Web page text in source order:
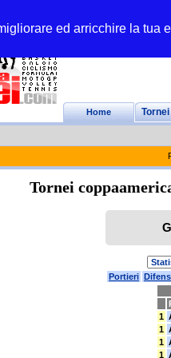
ed arricchire la tua
Home
Tornei
Portieri
1
1
1
1